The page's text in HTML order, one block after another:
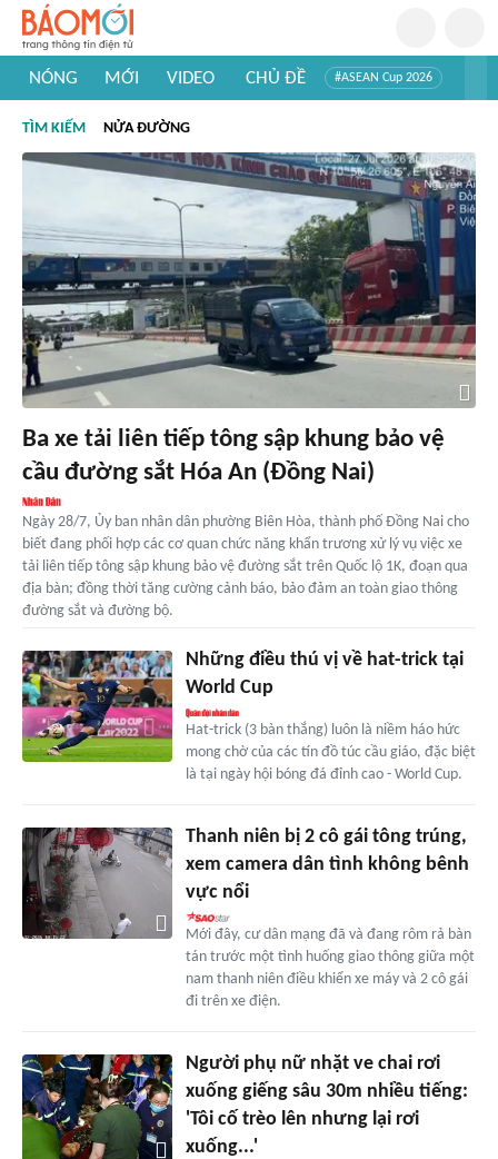
NÓNG MỚI VIDEO CHỦ ĐỀ #ASEAN Cup 2026
#Khám phá thế giới
TÌM KIẾM NỬA ĐƯỜNG
Ba xe tải liên tiếp tông sập khung bảo vệ
cầu đường sắt Hóa An (Đồng Nai)
Ngày 28/7, Ủy ban nhân dân phường Biên Hòa, thành phố Đồng Nai cho
biết đang phối hợp các cơ quan chức năng khẩn trương xử lý vụ việc xe
tải liên tiếp tông sập khung bảo vệ đường sắt trên Quốc lộ 1K, đoạn qua
địa bàn; đồng thời tăng cường cảnh báo, bảo đảm an toàn giao thông
đường sắt và đường bộ.
Những điều thú vị về hat-trick tại
World Cup
Hat-trick (3 bàn thắng) luôn là niềm háo hức
mong chờ của các tín đồ túc cầu giáo, đặc biệt
là tại ngày hội bóng đá đỉnh cao - World Cup.
Thanh niên bị 2 cô gái tông trúng,
xem camera dân tình không bênh
vực nổi
Mới đây, cư dân mạng đã và đang rôm rả bàn
tán trước một tình huống giao thông giữa một
nam thanh niên điều khiển xe máy và 2 cô gái
đi trên xe điện.
Người phụ nữ nhặt ve chai rơi
xuống giếng sâu 30m nhiều tiếng:
'Tôi cố trèo lên nhưng lại rơi
xuống...'